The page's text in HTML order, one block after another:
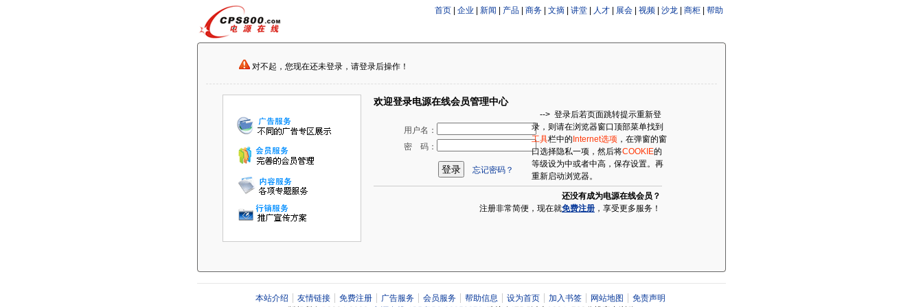
首页 企业 新闻 产品 商务 文摘 讲堂 人才 展会 视频 沙龙 商柜 帮助
对不起，您现在还未登录，请登录后操作！
欢迎登录电源在线会员管理中心
用户名：
密 码：
--> 登录后若页面跳转提示重新登
录，则请在浏览器窗口顶部菜单找到
工具栏中的Internet选项 ，在弹窗的窗
口选择隐私一项，然后将COOKIE的
等级设为中或者中高，保存设置。再
重新启动浏览器。
忘记密码？
还没有成为电源在线会员？
注册非常简便，现在就免费注册 ，享受更多服务！
本站介绍 友情链接 免费注册 广告服务 会员服务 帮助信息 设为首页 加入书签 网站地图
免责声明